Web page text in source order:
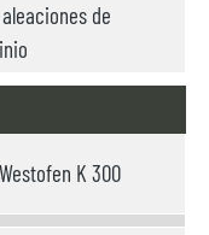
de
K 300